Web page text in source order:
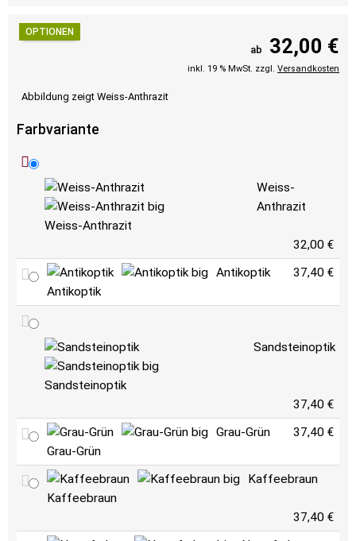
OPTIONEN
ab 32,00 €
inkl. 19 % MwSt. zzgl. Versandkosten
Abbildung zeigt Weiss-Anthrazit
Farbvariante
Weiss-Anthrazit
Weiss-
Anthrazit
32,00 €
Antikoptik
Antikoptik 37,40 €
Sandsteinoptik
Sandsteinoptik
37,40 €
Grau-Grün
Grau-Grün 37,40 €
Kaffeebraun
Kaffeebraun
37,40 €